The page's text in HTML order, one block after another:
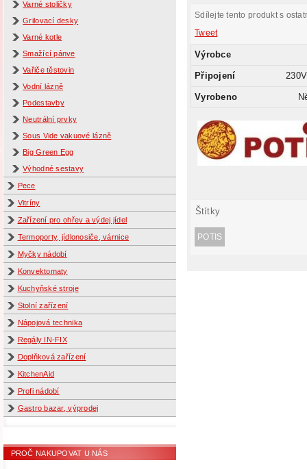
Varné stoličky
Grilovací desky
Varné kotle
Smažící pánve
Vařiče těstovin
Vodní lázně
Podestavby
Neutrální prvky
Sous Vide vakuové lázně
Big Green Egg
Výhodné sestavy
Pece
Vitríny
Zařízení pro ohřev a výdej jídel
Termoporty, jídlonosiče, várnice
Myčky nádobí
Konvektomaty
Kuchyňské stroje
Stolní zařízení
Nápojová technika
Regály IN-FIX
Doplňková zařízení
KitchenAid
Profi nádobí
Gastro bazar, výprodej
PROČ NAKUPOVAT U NÁS
Sdílejte tento produkt s
Tweet
Výrobce
Připojení
Vyrobeno
Štítky
POTIS